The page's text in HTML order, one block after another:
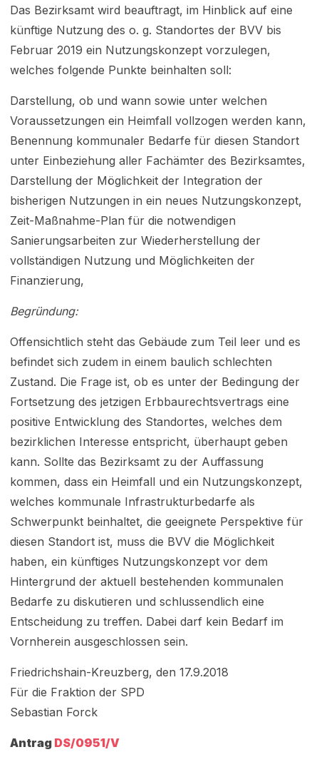
Das Bezirksamt wird beauftragt, im Hinblick auf eine
künftige Nutzung des o. g. Standortes der BVV bis
Februar 2019 ein Nutzungskonzept vorzulegen,
welches folgende Punkte beinhalten soll:
Darstellung, ob und wann sowie unter welchen
Voraussetzungen ein Heimfall vollzogen werden kann,
Benennung kommunaler Bedarfe für diesen Standort
unter Einbeziehung aller Fachämter des Bezirksamtes,
Darstellung der Möglichkeit der Integration der
bisherigen Nutzungen in ein neues Nutzungskonzept,
Zeit-Maßnahme-Plan für die notwendigen
Sanierungsarbeiten zur Wiederherstellung der
vollständigen Nutzung und Möglichkeiten der
Finanzierung,
Begründung:
Offensichtlich steht das Gebäude zum Teil leer und es
befindet sich zudem in einem baulich schlechten
Zustand. Die Frage ist, ob es unter der Bedingung der
Fortsetzung des jetzigen Erbbaurechtsvertrags eine
positive Entwicklung des Standortes, welches dem
bezirklichen Interesse entspricht, überhaupt geben
kann. Sollte das Bezirksamt zu der Auffassung
kommen, dass ein Heimfall und ein Nutzungskonzept,
welches kommunale Infrastrukturbedarfe als
Schwerpunkt beinhaltet, die geeignete Perspektive für
diesen Standort ist, muss die BVV die Möglichkeit
haben, ein künftiges Nutzungskonzept vor dem
Hintergrund der aktuell bestehenden kommunalen
Bedarfe zu diskutieren und schlussendlich eine
Entscheidung zu treffen. Dabei darf kein Bedarf im
Vornherein ausgeschlossen sein.
Friedrichshain-Kreuzberg, den 17.9.2018
Für die Fraktion der SPD
Sebastian Forck
Antrag DS/0951/V